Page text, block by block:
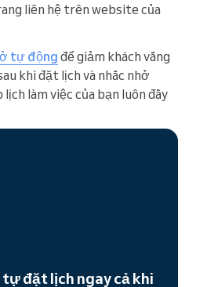
liên hệ trên website của
tự động để giảm khách vắng
khi đặt lịch và nhắc nhở
làm việc của bạn luôn đầy
đặt lịch ngay cả khi